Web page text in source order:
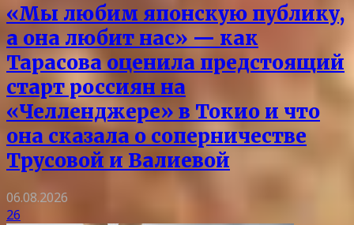
«Мы любим японскую публику,
а она любит нас» — как
Тарасова оценила предстоящий
старт россиян на
«Челленджере» в Токио и что
она сказала о соперничестве
Трусовой и Валиевой
06.08.2026
26